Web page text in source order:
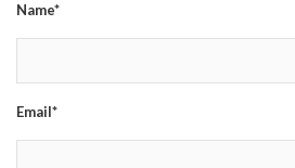
Name*
Email*